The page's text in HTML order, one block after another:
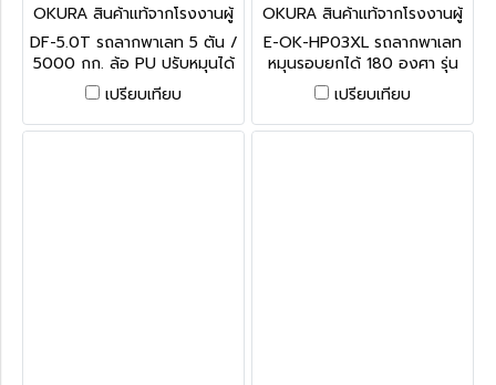
OKURA สินค้าแท้จากโรงงานผู้
ผลิต DF-5.0T
DF-5.0T รถลากพาเลท 5 ตัน /
5000 กก. ล้อ PU ปรับหมุนได้
180 องศา หน้ากว้าง 685 มม.
ปรับหมุนยกได้ 180 องศา
"OKURA"
เปรียบเทียบ
OKURA สินค้าแท้จากโรงงานผู้
ผลิต E-OK-HP03XL
E-OK-HP03XL รถลากพาเลท
หมุนรอบยกได้ 180 องศา รุ่น
ยาวพิเศษ 1.78 เมตร ขนาด 3
ตัน ปรับหมุนยกได้ 180 องศา
"OKURA"
เปรียบเทียบ